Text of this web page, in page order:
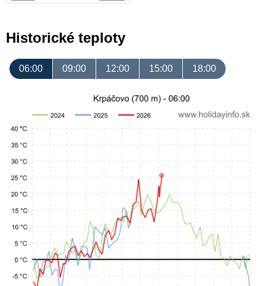
Historické teploty
06:00 09:00 12:00 15:00 18:00